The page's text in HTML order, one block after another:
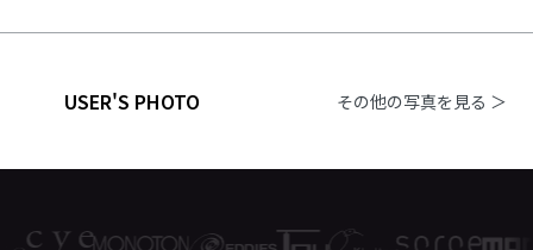
USER'S PHOTO その他の写真を見る ＞